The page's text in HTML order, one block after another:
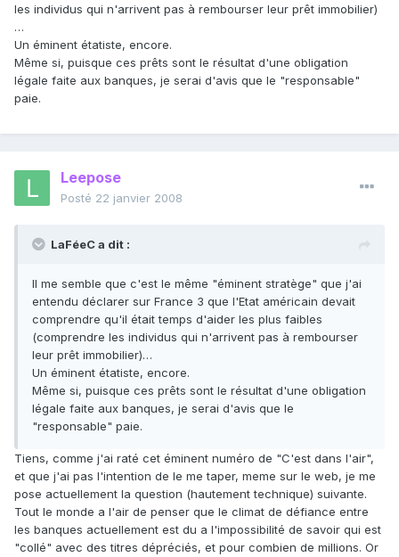
les individus qui n'arrivent pas à rembourser leur prêt immobilier)
…
Un éminent étatiste, encore.
Même si, puisque ces prêts sont le résultat d'une obligation
légale faite aux banques, je serai d'avis que le "responsable"
paie.
Leepose
Posté 22 janvier 2008
LaFéeC a dit :
Il me semble que c'est le même "éminent stratège" que j'ai
entendu déclarer sur France 3 que l'Etat américain devait
comprendre qu'il était temps d'aider les plus faibles
(comprendre les individus qui n'arrivent pas à rembourser
leur prêt immobilier)…
Un éminent étatiste, encore.
Même si, puisque ces prêts sont le résultat d'une obligation
légale faite aux banques, je serai d'avis que le
"responsable" paie.
Tiens, comme j'ai raté cet éminent numéro de "C'est dans l'air",
et que j'ai pas l'intention de le me taper, meme sur le web, je me
pose actuellement la question (hautement technique) suivante.
Tout le monde a l'air de penser que le climat de défiance entre
les banques actuellement est du a l'impossibilité de savoir qui est
"collé" avec des titres dépréciés, et pour combien de millions. Or